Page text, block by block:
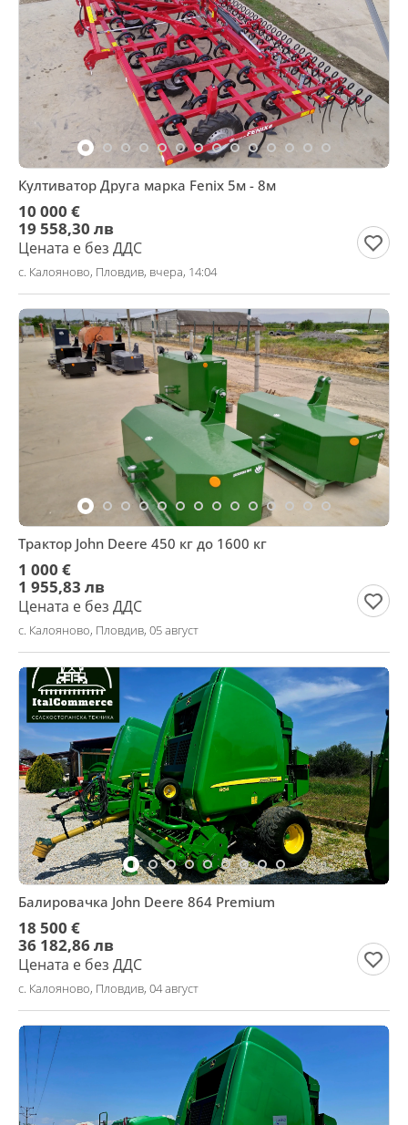
Култиватор Друга марка Fenix 5м - 8м
10 000 €
19 558,30 лв
Цената е без ДДС
с. Калояново, Пловдив, вчера, 14:04
Трактор John Deere 450 кг до 1600 кг
1 000 €
1 955,83 лв
Цената е без ДДС
с. Калояново, Пловдив, 05 август
Балировачка John Deere 864 Premium
18 500 €
36 182,86 лв
Цената е без ДДС
с. Калояново, Пловдив, 04 август